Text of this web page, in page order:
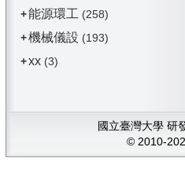
+能源環工 (258)
+機械儀設 (193)
+xx(3)
國立臺灣大學
© 2010-